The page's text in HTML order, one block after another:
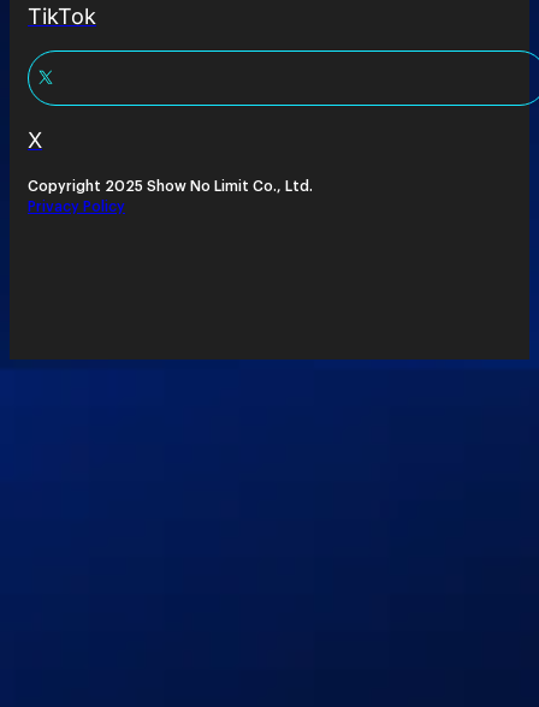
TikTok
X
Copyright 2025 Show No Limit Co., Ltd.
Privacy Policy